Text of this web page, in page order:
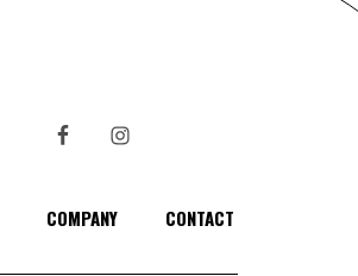
COMPANY CONTACT